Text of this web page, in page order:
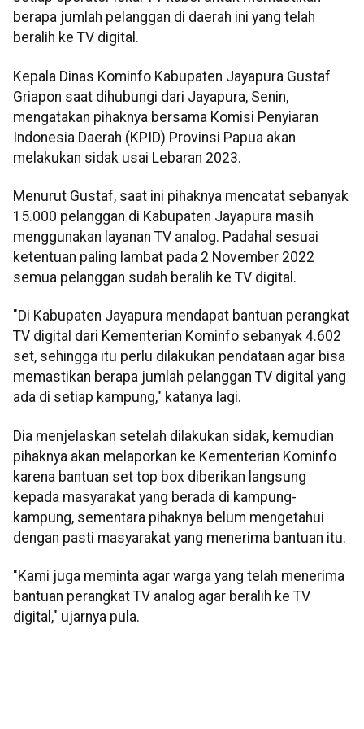
berapa jumlah pelanggan di daerah ini yang telah
beralih ke TV digital.
Kepala Dinas Kominfo Kabupaten Jayapura Gustaf
Griapon saat dihubungi dari Jayapura, Senin,
mengatakan pihaknya bersama Komisi Penyiaran
Indonesia Daerah (KPID) Provinsi Papua akan
melakukan sidak usai Lebaran 2023.
Menurut Gustaf, saat ini pihaknya mencatat sebanyak
15.000 pelanggan di Kabupaten Jayapura masih
menggunakan layanan TV analog. Padahal sesuai
ketentuan paling lambat pada 2 November 2022
semua pelanggan sudah beralih ke TV digital.
"Di Kabupaten Jayapura mendapat bantuan perangkat
TV digital dari Kementerian Kominfo sebanyak 4.602
set, sehingga itu perlu dilakukan pendataan agar bisa
memastikan berapa jumlah pelanggan TV digital yang
ada di setiap kampung," katanya lagi.
Dia menjelaskan setelah dilakukan sidak, kemudian
pihaknya akan melaporkan ke Kementerian Kominfo
karena bantuan set top box diberikan langsung
kepada masyarakat yang berada di kampung-
kampung, sementara pihaknya belum mengetahui
dengan pasti masyarakat yang menerima bantuan itu.
"Kami juga meminta agar warga yang telah menerima
bantuan perangkat TV analog agar beralih ke TV
digital," ujarnya pula.